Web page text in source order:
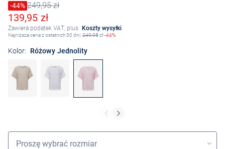
Cena obniżona o
-44%
Stara cena249,95 zł
Obniżona cena
139,95 zł
Zawiera podatek VAT, plus Koszty wysyłki
Najniższa cena z ostatnich 30 dni:249,95zł-44%
Kolor: Różowy Jednolity
Wybór rozmiaru
Proszę wybrać rozmiar